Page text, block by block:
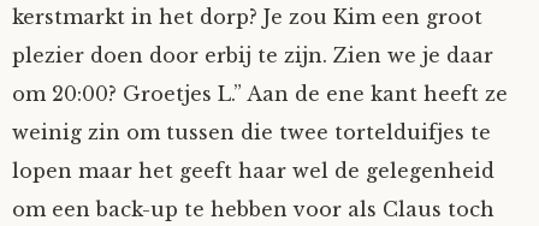
kerstmarkt in het dorp? Je zou Kim een groot
plezier doen door erbij te zijn. Zien we je daar
om 20:00? Groetjes L.” Aan de ene kant heeft ze
weinig zin om tussen die twee tortelduifjes te
lopen maar het geeft haar wel de gelegenheid
om een back-up te hebben voor als Claus toch